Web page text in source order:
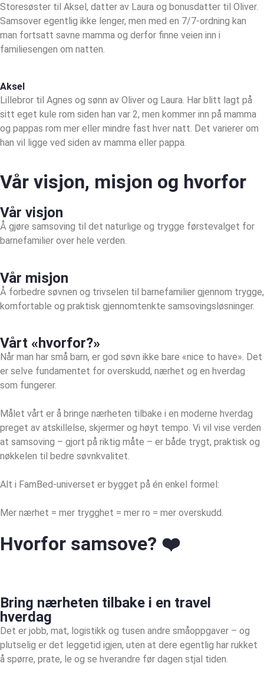
Storesøster til Aksel, datter av Laura og bonusdatter til Oliver.
Samsover egentlig ikke lenger, men med en 7/7-ordning kan
man fortsatt savne mamma og derfor finne veien inn i
familiesengen om natten.
Aksel
Lillebror til Agnes og sønn av Oliver og Laura. Har blitt lagt på
sitt eget kule rom siden han var 2, men kommer inn på mamma
og pappas rom mer eller mindre fast hver natt. Det varierer om
han vil ligge ved siden av mamma eller pappa.
Vår visjon, misjon og hvorfor
Vår visjon
Å gjøre samsoving til det naturlige og trygge førstevalget for
barnefamilier over hele verden.
Vår misjon
Å forbedre søvnen og trivselen til barnefamilier gjennom trygge,
komfortable og praktisk gjennomtenkte samsovingsløsninger.
Vårt «hvorfor?»
Når man har små barn, er god søvn ikke bare «nice to have». Det
er selve fundamentet for overskudd, nærhet og en hverdag
som fungerer.
Målet vårt er å bringe nærheten tilbake i en moderne hverdag
preget av atskillelse, skjermer og høyt tempo. Vi vil vise verden
at samsoving – gjort på riktig måte – er både trygt, praktisk og
nøkkelen til bedre søvnkvalitet.
Alt i FamBed-universet er bygget på én enkel formel:
Mer nærhet = mer trygghet = mer ro = mer overskudd.
Hvorfor samsove? ❤️
Bring nærheten tilbake i en travel
hverdag
Det er jobb, mat, logistikk og tusen andre småoppgaver – og
plutselig er det leggetid igjen, uten at dere egentlig har rukket
å spørre, prate, le og se hverandre før dagen stjal tiden.